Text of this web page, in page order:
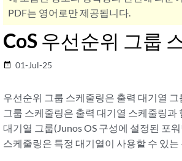
PDF는 영어로만 제공됩니다.
CoS 우선순위 그룹
date_range 01-Jul-25
우선순위 그룹 스케줄링은 출력 대기열
그룹 스케줄링은 출력 대기열 스케줄링
대기열 그룹(Junos OS 구성에 설정된 포
스케줄링은 특정 대기열이 사용할 수 있